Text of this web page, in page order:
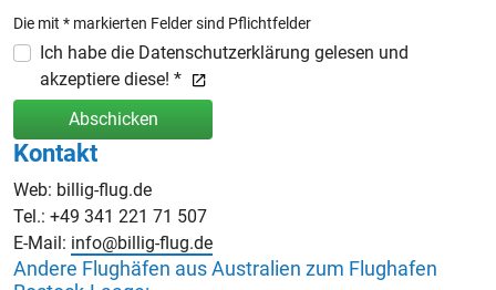
Die mit * markierten Felder sind Pflichtfelder
Ich habe die Datenschutzerklärung gelesen und
akzeptiere diese! *
Abschicken
Kontakt
Web: billig-flug.de
Tel.: +49 341 221 71 507
E-Mail: info@billig-flug.de
Andere Flughäfen aus Australien zum Flughafen